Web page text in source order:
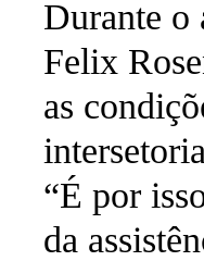
Durante o
Felix
as
“É por
da